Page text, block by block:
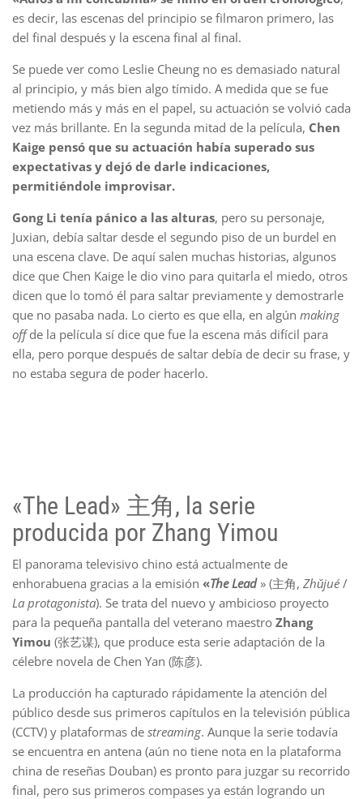
es decir, las escenas del principio se filmaron primero, las
del final después y la escena final al final.
Se puede ver como Leslie Cheung no es demasiado natural
al principio, y más bien algo tímido. A medida que se fue
metiendo más y más en el papel, su actuación se volvió cada
vez más brillante. En la segunda mitad de la película, Chen
Kaige pensó que su actuación había superado sus
expectativas y dejó de darle indicaciones,
permitiéndole improvisar.
Gong Li tenía pánico a las alturas, pero su personaje,
Juxian, debía saltar desde el segundo piso de un burdel en
una escena clave. De aquí salen muchas historias, algunos
dice que Chen Kaige le dio vino para quitarla el miedo, otros
dicen que lo tomó él para saltar previamente y demostrarle
que no pasaba nada. Lo cierto es que ella, en algún making
offde la película sí dice que fue la escena más difícil para
ella, pero porque después de saltar debía de decir su frase, y
no estaba segura de poder hacerlo.
«The Lead» 主角, la serie
producida por Zhang Yimou
El panorama televisivo chino está actualmente de
enhorabuena gracias a la emisión «The Lead» (主角, Zhǔjué /
La protagonista). Se trata del nuevo y ambicioso proyecto
para la pequeña pantalla del veterano maestro Zhang
Yimou (张艺谋), que produce esta serie adaptación de la
célebre novela de Chen Yan (陈彦).
La producción ha capturado rápidamente la atención del
público desde sus primeros capítulos en la televisión pública
(CCTV) y plataformas de streaming. Aunque la serie todavía
se encuentra en antena (aún no tiene nota en la plataforma
china de reseñas Douban) es pronto para juzgar su recorrido
final, pero sus primeros compases ya están logrando un